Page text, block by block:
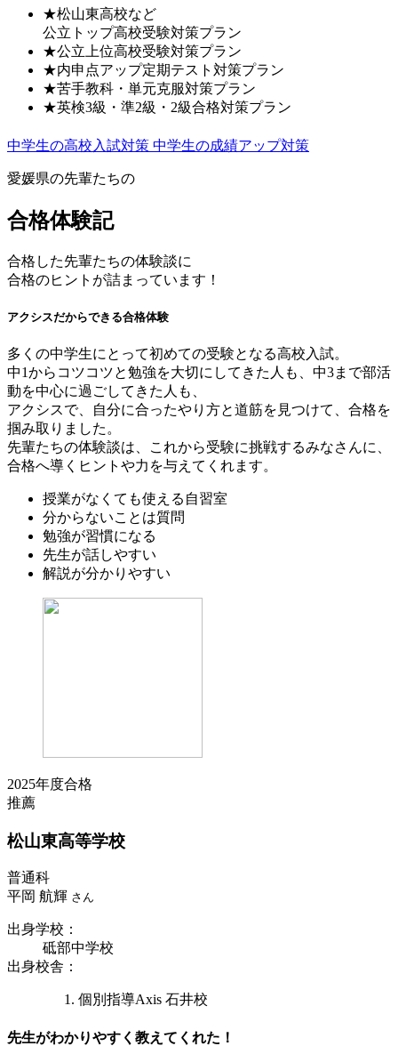
★松山東高校など
公立トップ高校受験対策プラン
★公立上位高校受験対策プラン
★内申点アップ定期テスト対策プラン
★苦手教科・単元克服対策プラン
★英検3級・準2級・2級合格対策プラン
中学生の高校入試対策 中学生の成績アップ対策
愛媛県の先輩たちの
合格体験記
合格した先輩たちの体験談に
合格のヒントが詰まっています！
アクシスだからできる合格体験
多くの中学生にとって初めての受験となる高校入試。
中1からコツコツと勉強を大切にしてきた人も、中3まで部活
動を中心に過ごしてきた人も、
アクシスで、自分に合ったやり方と道筋を見つけて、合格を
掴み取りました。
先輩たちの体験談は、これから受験に挑戦するみなさんに、
合格へ導くヒントや力を与えてくれます。
授業がなくても使える自習室
分からないことは質問
勉強が習慣になる
先生が話しやすい
解説が分かりやすい
2025年度合格
推薦
松山東高等学校
普通科
平岡 航輝 さん
出身学校 ：
砥部中学校
出身校舎 ：
個別指導Axis 石井校
先生がわかりやすく教えてくれた！